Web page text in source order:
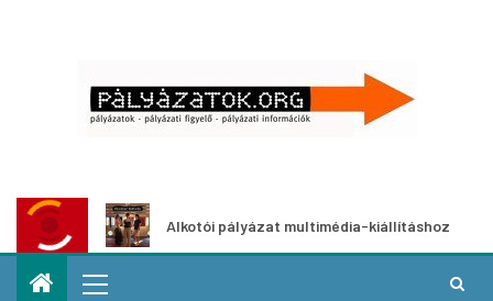
Alkotói pályázat multimédia-kiállításhoz